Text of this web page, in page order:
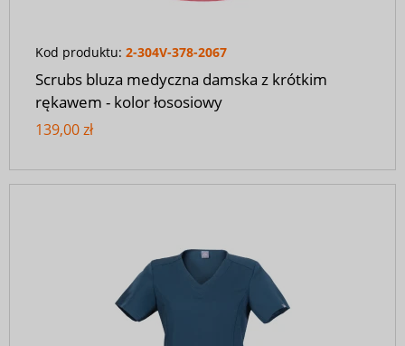
Kod produktu: 2-304V-378-2067
Scrubs bluza medyczna damska z krótkim
rękawem - kolor łososiowy
139,00 zł